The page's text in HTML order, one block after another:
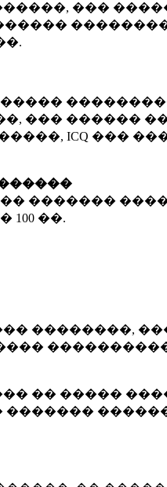
���
.
��� ������
ICQ ���
�� �������
100 ��.
��������,
�� �����